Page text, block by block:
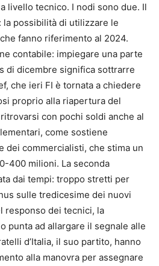
livello tecnico. I nodi sono due. Il
possibilità di utilizzare le
fanno riferimento al 2024.
contabile: impiegare una parte
di dicembre significa sottrarre
che ieri FI è tornata a chiedere
proprio alla riapertura del
con pochi soldi anche al
come sostiene
dei commercialisti, che stima un
400 milioni. La seconda
dai tempi: troppo stretti per
sulle tredicesime dei nuovi
responso dei tecnici, la
punta ad allargare il segnale alle
d’Italia, il suo partito, hanno
alla manovra per assegnare